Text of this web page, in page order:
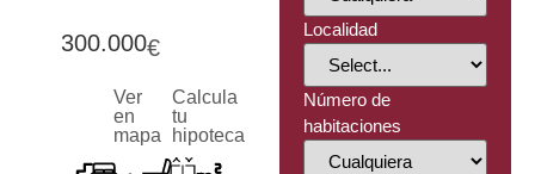
300.000€
Ver
en
mapa
Calcula
tu
hipoteca
Localidad
Número de
habitaciones